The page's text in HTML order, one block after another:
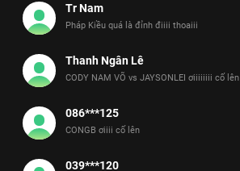
Tr Nam
Pháp Kiều quá là đỉnh điiii thoaiii
Thanh Ngân Lê
CODY NAM VÕ vs JAYSONLEI ơiiiiiiii cố lên
086***125
CONGB ơiiii cố lên
039***120